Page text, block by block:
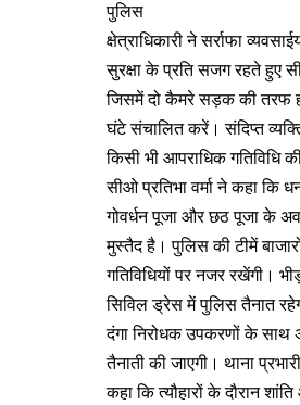
क्षेत्राधिकारी ने सर्राफा
सुरक्षा के प्रति सजग रहते हुए
जिसमें दो कैमरे सड़क की तरफ
घंटे संचालित करें। संदिप्त
किसी भी आपराधिक गतिविधि
सीओ प्रतिभा वर्मा ने कहा कि
गोवर्धन पूजा और छठ पूजा के
मुस्तैद है। पुलिस की टीमें
गतिविधियों पर नजर रखेंगी।
सिविल ड्रेस में पुलिस तैनात
दंगा निरोधक उपकरणों के साथ
तैनाती की जाएगी। थाना
कहा कि त्यौहारों के दौरान